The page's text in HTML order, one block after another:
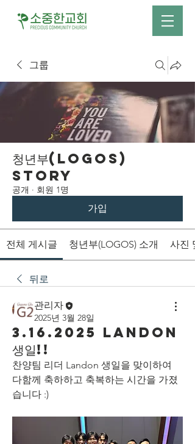
그룹
청년부(LOGOS)
Story
공개 · 회원 1명
가입
전체 게시글 청년부(LOGOS) 소개 사진
뒤로
관리자
2025년 3월 28일
3.16.2025 Landon
생일!!
찬양팀 리더 Landon 생일을 맞이하여
다함께 축하하고 축복하는 시간을 가졌
습니다 :)